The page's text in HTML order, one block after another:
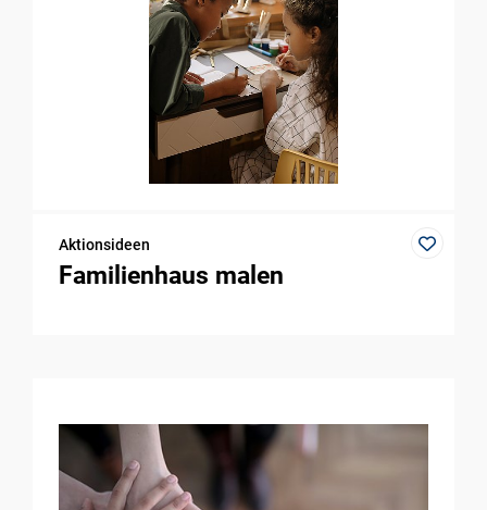
Aktionsideen
Familienhaus malen